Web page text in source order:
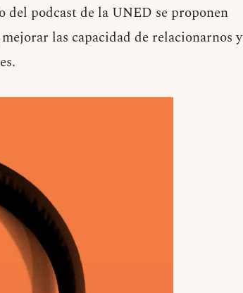
del podcast de la UNED se proponen
las capacidad de relacionarnos y